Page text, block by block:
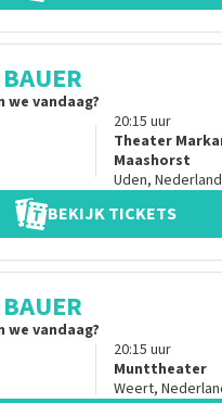
vandaag?
20:15 uur
Theater
Maashorst
Uden, Nederland
BEKIJK TICKETS
vandaag?
20:15 uur
Munttheater
Weert,